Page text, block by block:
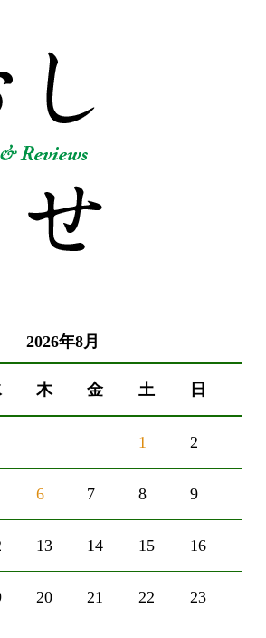
2026年8月
木 金 土 日
1 2
6 7 8 9
13 14 15 16
20 21 22 23